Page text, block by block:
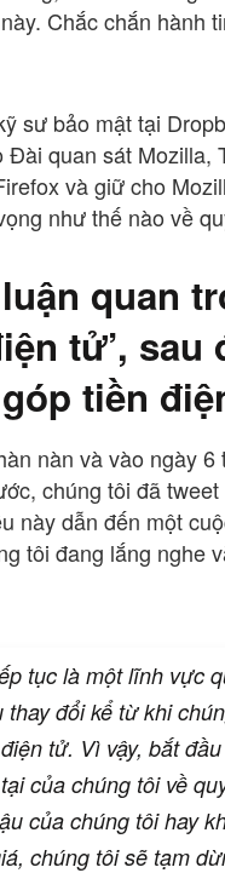
Chắc chắn hành
sư bảo mật tại
quan sát Mozilla,
và giữ cho
như thế nào về
quan
tử’, sau
tiền
nàn và vào ngày 6
chúng tôi đã
này dẫn đến một
tôi đang lắng nghe
tục là một lĩnh vực
đổi kể từ khi
tử. Vì vậy, bắt
của chúng tôi về
của chúng tôi hay
chúng tôi sẽ tạm